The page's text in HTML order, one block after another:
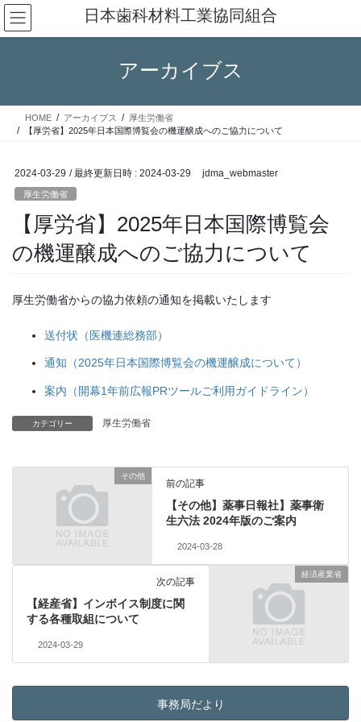
コ
ン
テ
ス
ナ
ビ
ゲ
ン
日本歯科材料工業協同組合
アーカイブス
HOME アーカイブス
厚生労働省
【厚労省】2025年日本国際博覧会の機運醸成へのご協力について
2024-03-29 / 最終更新日時 : 2024-03-29 jdma_webmaster
厚生労働省
【厚労省】2025年日本国際博覧会
の機運醸成へのご協力について
厚生労働省からの協力依頼の通知を掲載いたします
送付状（医機連総務部）
通知（2025年日本国際博覧会の機運醸成について）
案内（開幕1年前広報PRツールご利用ガイドライン）
カテゴリー 厚生労働省
その他
前の記事
【その他】薬事日報社】薬事衛
生六法 2024年版のご案内
2024-03-28
経済産業省
次の記事
【経産省】インボイス制度に関
する各種取組について
2024-03-29
事務局だより